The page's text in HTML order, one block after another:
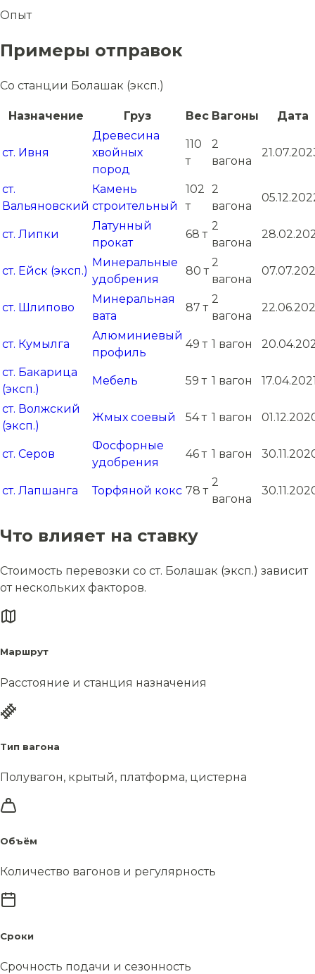
Опыт
Примеры отправок
Со станции Болашак (эксп.)
Назначение Груз Вес Вагоны Дата
ст. Ивня
Древесина
хвойных
пород
110
т
2
вагона
ст.
Вальяновский
Камень
строительный
102
т
2
вагона
ст. Липки
Латунный
прокат
68 т
2
вагона
ст. Ейск (эксп.)
Минеральные
удобрения
80 т
2
вагона
ст. Шлипово
Минеральная
вата
87 т
2
вагона
ст. Кумылга
Алюминиевый
профиль
49 т 1 вагон
ст. Бакарица
(эксп.)
Мебель 59 т 1 вагон
ст. Волжский
(эксп.)
Жмых соевый 54 т 1 вагон
ст. Серов
Фосфорные
удобрения
46 т 1 вагон
ст. Лапшанга Торфяной кокс 78 т
2
вагона
Что влияет на ставку
Стоимость перевозки со ст. Болашак (эксп.) зависит
от нескольких факторов.
Маршрут
Расстояние и станция назначения
Тип вагона
Полувагон, крытый, платформа, цистерна
Объём
Количество вагонов и регулярность
Сроки
Срочность подачи и сезонность